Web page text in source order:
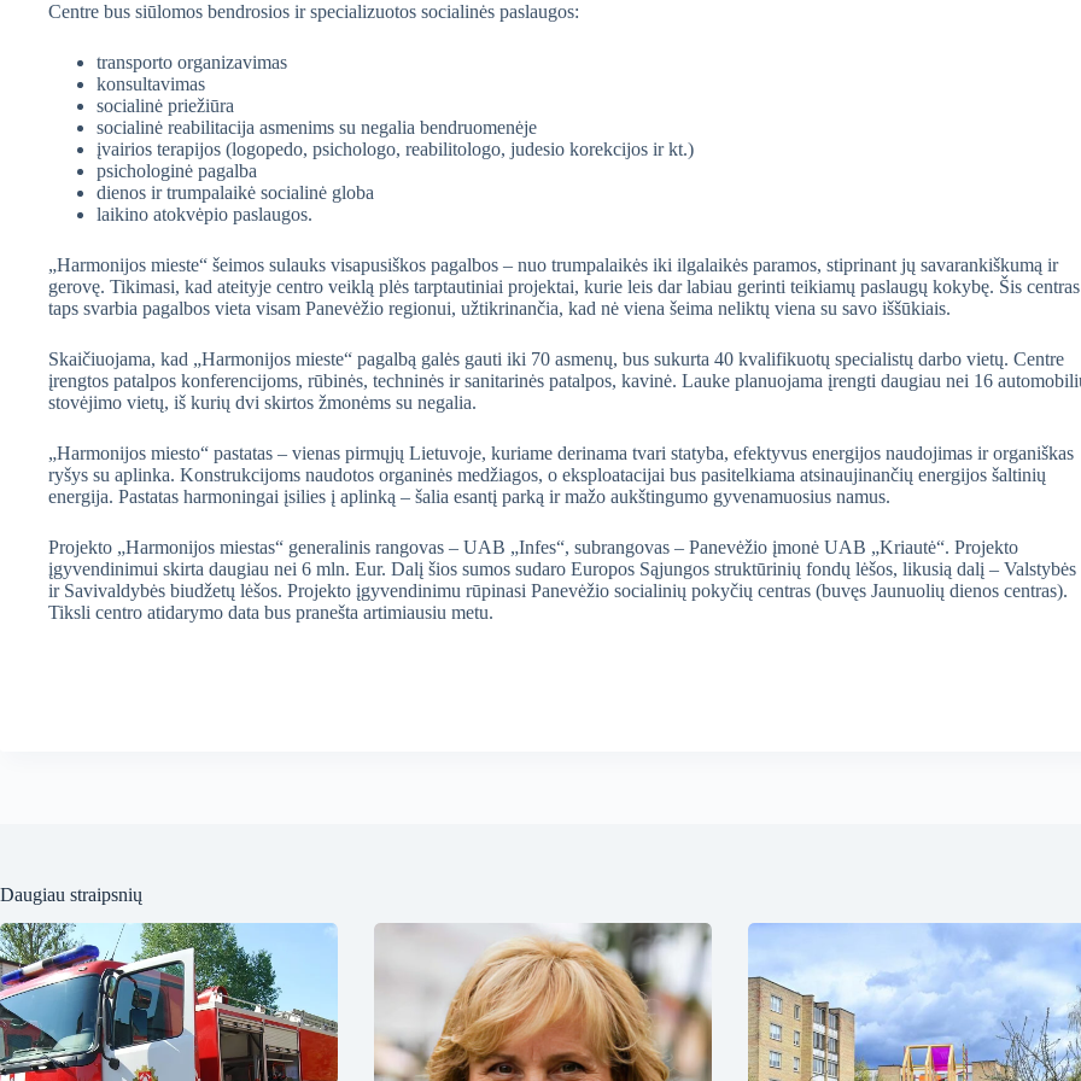
Centre bus siūlomos bendrosios ir specializuotos socialinės paslaugos:
transporto organizavimas
konsultavimas
socialinė priežiūra
socialinė reabilitacija asmenims su negalia bendruomenėje
įvairios terapijos (logopedo, psichologo, reabilitologo, judesio korekcijos ir kt.)
psichologinė pagalba
dienos ir trumpalaikė socialinė globa
laikino atokvėpio paslaugos.
„Harmonijos mieste“ šeimos sulauks visapusiškos pagalbos – nuo trumpalaikės iki ilgalaikės paramos, stiprinant jų savarankiškumą ir
gerovę. Tikimasi, kad ateityje centro veiklą plės tarptautiniai projektai, kurie leis dar labiau gerinti teikiamų paslaugų kokybę. Šis centras
taps svarbia pagalbos vieta visam Panevėžio regionui, užtikrinančia, kad nė viena šeima neliktų viena su savo iššūkiais.
Skaičiuojama, kad „Harmonijos mieste“ pagalbą galės gauti iki 70 asmenų, bus sukurta 40 kvalifikuotų specialistų darbo vietų. Centre
įrengtos patalpos konferencijoms, rūbinės, techninės ir sanitarinės patalpos, kavinė. Lauke planuojama įrengti daugiau nei 16
stovėjimo vietų, iš kurių dvi skirtos žmonėms su negalia.
„Harmonijos miesto“ pastatas – vienas pirmųjų Lietuvoje, kuriame derinama tvari statyba, efektyvus energijos naudojimas ir organiškas
ryšys su aplinka. Konstrukcijoms naudotos organinės medžiagos, o eksploatacijai bus pasitelkiama atsinaujinančių energijos šaltinių
energija. Pastatas harmoningai įsilies į aplinką – šalia esantį parką ir mažo aukštingumo gyvenamuosius namus.
Projekto „Harmonijos miestas“ generalinis rangovas – UAB „Infes“, subrangovas – Panevėžio įmonė UAB „Kriautė“. Projekto
įgyvendinimui skirta daugiau nei 6 mln. Eur. Dalį šios sumos sudaro Europos Sąjungos struktūrinių fondų lėšos, likusią dalį – Valstybės
ir Savivaldybės biudžetų lėšos. Projekto įgyvendinimu rūpinasi Panevėžio socialinių pokyčių centras (buvęs Jaunuolių dienos centras).
Tiksli centro atidarymo data bus pranešta artimiausiu metu.
Daugiau straipsnių